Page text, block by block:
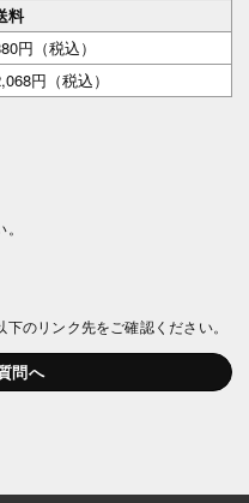
料
円（税込）
円（税込）
のリンク先をご確認ください。
問へ